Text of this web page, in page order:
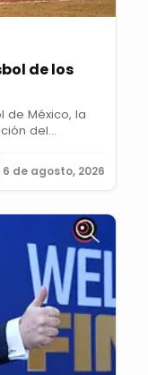
de los
de México, la
del...
6 de agosto, 2026